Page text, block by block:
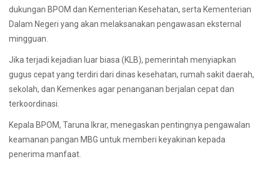
dukungan BPOM dan Kementerian Kesehatan, serta Kementerian
Dalam Negeri yang akan melaksanakan pengawasan eksternal
mingguan.
Jika terjadi kejadian luar biasa (KLB), pemerintah menyiapkan
gugus cepat yang terdiri dari dinas kesehatan, rumah sakit daerah,
sekolah, dan Kemenkes agar penanganan berjalan cepat dan
terkoordinasi.
Kepala BPOM, Taruna Ikrar, menegaskan pentingnya pengawalan
keamanan pangan MBG untuk memberi keyakinan kepada
penerima manfaat.